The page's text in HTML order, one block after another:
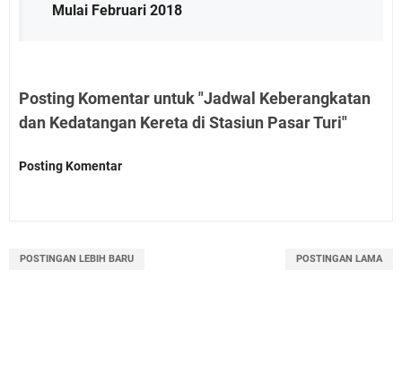
Mulai Februari 2018
Posting Komentar untuk "Jadwal Keberangkatan
dan Kedatangan Kereta di Stasiun Pasar Turi"
Posting Komentar
POSTINGAN LEBIH BARU POSTINGAN LAMA